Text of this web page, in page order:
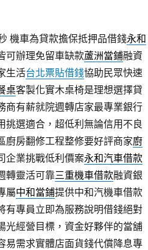
機車為貸款擔保抵押品借錢永和
可辦理免留車缺款蘆洲當鋪融資
生活台北票貼借錢協助民眾快速
桌客製化實木桌椅是理想選擇貸
商有薪就院週轉店家最專業銀行
挑選適合，超低利無論信用不良
廚房翻修工程整修要好評商家廚
企業挑戰低利價案永和汽車借款
轉靈活可靠三重機車借款融資銀
屬中和當鋪提供中和汽機車借款
有專員立即為服務說明借錢絕對
光經營目標，資金好夥伴的當舖
易需求實體店面貨錢代償降息專